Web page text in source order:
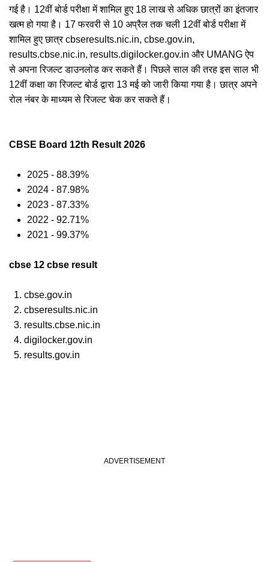
गई है। 12वीं बोर्ड परीक्षा में शामिल हुए 18 लाख से अधिक छात्रों का इंतजार
खत्म हो गया है। 17 फरवरी से 10 अप्रैल तक चली 12वीं बोर्ड परीक्षा में
शामिल हुए छात्र cbseresults.nic.in, cbse.gov.in,
results.cbse.nic.in, results.digilocker.gov.in और UMANG ऐप
से अपना रिजल्ट डाउनलोड कर सकते हैं। पिछले साल की तरह इस साल भी
12वीं कक्षा का रिजल्ट बोर्ड द्वारा 13 मई को जारी किया गया है। छात्र अपने
रोल नंबर के माध्यम से रिजल्ट चेक कर सकते हैं।
CBSE Board 12th Result 2026
2025 - 88.39%
2024 - 87.98%
2023 - 87.33%
2022 - 92.71%
2021 - 99.37%
cbse 12 cbse result
cbse.gov.in
cbseresults.nic.in
results.cbse.nic.in
digilocker.gov.in
results.gov.in